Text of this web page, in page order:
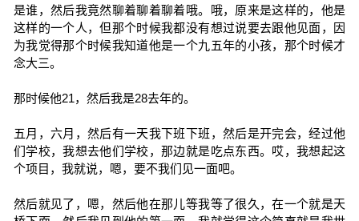
是谁，然后我竟然聊着聊着聊着哦。哦，原来是这样的，他是
这样的一个人，但那个时候我都没有想过说要去跟他见面，因
为我觉得那个时候我知道他是一个九五年的小孩，那个时候才
念大三。
那时候他21，然后我是28去年的。
五月，六月，然后有一天我下班下班，然后是开完会，经过他
们学校，我想去他们学校，那边就是吃点东西。哎，我想起这
个项目，我就说，嗯，要不我们见一面吧。
然后就见了，嗯，然后他在那儿等我等了很久，在一个就是天